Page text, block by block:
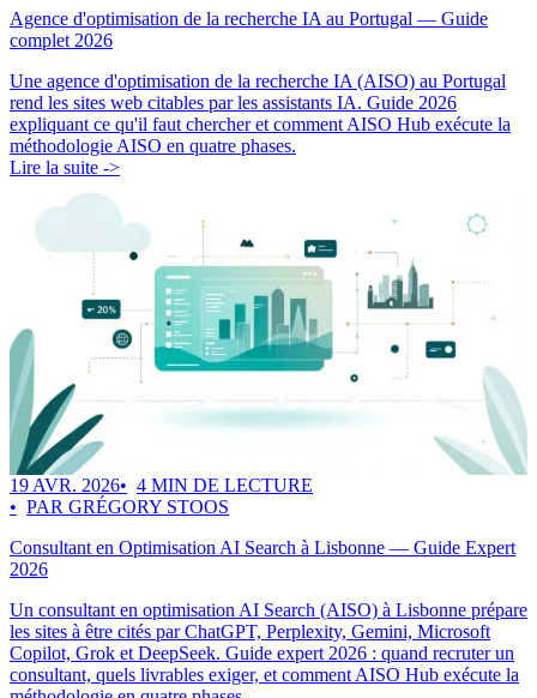
Agence d'optimisation de la recherche IA au Portugal — Guide
complet 2026
Une agence d'optimisation de la recherche IA (AISO) au Portugal
rend les sites web citables par les assistants IA. Guide 2026
expliquant ce qu'il faut chercher et comment AISO Hub exécute la
méthodologie AISO en quatre phases.
Lire la suite ->
19 AVR. 2026
4 MIN DE LECTURE
PAR GRÉGORY STOOS
Consultant en Optimisation AI Search à Lisbonne — Guide Expert
2026
Un consultant en optimisation AI Search (AISO) à Lisbonne prépare
les sites à être cités par ChatGPT, Perplexity, Gemini, Microsoft
Copilot, Grok et DeepSeek. Guide expert 2026 : quand recruter un
consultant, quels livrables exiger, et comment AISO Hub exécute la